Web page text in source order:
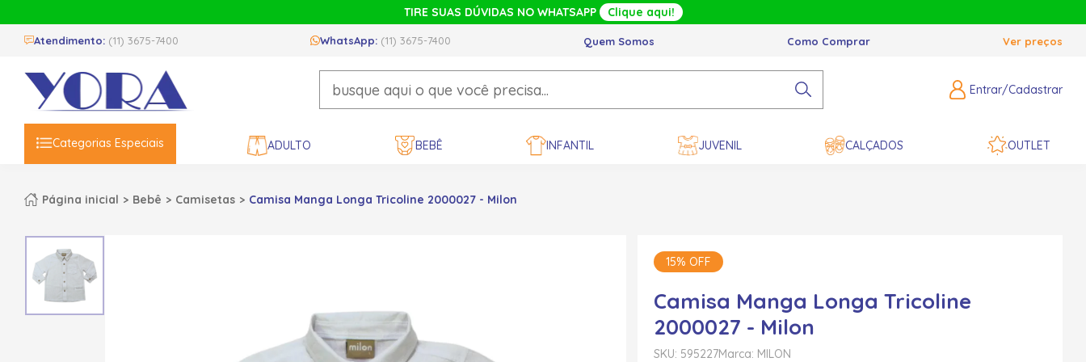
TIRE SUAS DÚVIDAS NO WHATSAPP Clique aqui!
Atendimento: (11) 3675-7400 WhatsApp: (11) 3675-7400 Quem Somos Como Comprar Ver preços
Entrar/Cadastrar
Categorias Especiais ADULTO BEBÊ INFANTIL JUVENIL CALÇADOS OUTLET
Página inicial Bebê Camisetas Camisa Manga Longa Tricoline 2000027 - Milon
15% OFF
Camisa Manga Longa Tricoline
2000027 - Milon
SKU: 595227Marca: MILON